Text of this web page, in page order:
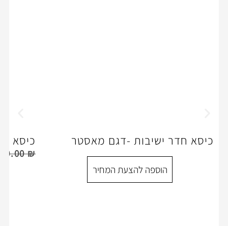
-דגם מאסטר
להצעת המחיר
כיסא מנהלים -איירון
2,500.00₪